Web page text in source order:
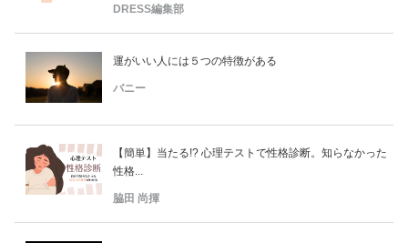
DRESS編集部
運がいい人には５つの特徴がある
バニー
【簡単】当たる!? 心理テストで性格診断。知らなかった
性格...
脇田 尚揮